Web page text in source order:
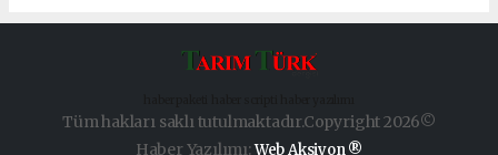
Tüm hakları saklı tutulmaktadır.Copyright 2026©
Haber Yazılımı:Web Aksiyon ®